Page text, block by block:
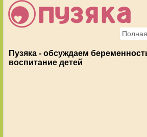
Пузяка - обсуждаем
воспитание детей